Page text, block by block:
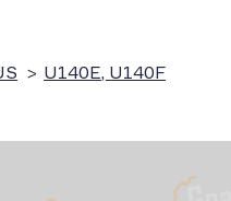
U140E, U140F